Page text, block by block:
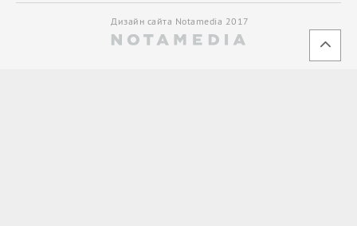
Дизайн сайта Notamedia 2017